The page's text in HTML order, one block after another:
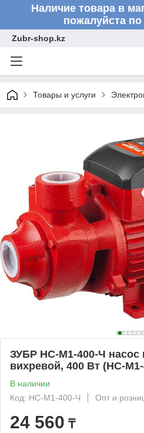
Наличие товара в
пожалуйста
Zubr-shop.kz
Товары и услуги
ЗУБР НС-М1-400-Ч насос
вихревой, 400 Вт (НС-
В наличии
Код: НС-М1-400-Ч
Опт и
24 560 ₸